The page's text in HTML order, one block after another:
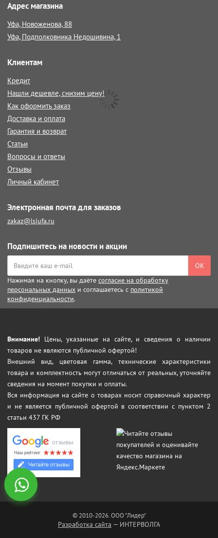
Адрес магазина
Уфа, Новоженова, 88
Уфа, Подполковника Недошивина, 1
Клиентам
Кредит
Нашли дешевле, снизим цену!
Как оформить заказ
Доставка и оплата
Гарантия и возврат
Статьи
Вопросы и ответы
Отзывы
Личный кабинет
Электронная почта для заказов
zakaz@lsiufa.ru
Подпишитесь на новости и акции
ОК
Нажимая на кнопку, вы даёте согласие на обработку
персональных данных и соглашаетесь с политикой
конфиденциальности.
Внимание! Цены, указанные на сайте, и сведения о наличии
товаров не являются публичной офертой!
Внешний вид, цветовая гамма, технические характеристики
товара и комплектность могут отличаться от реальных, уточняйте
сведения на момент покупки и оплаты.
Вся информация на сайте о товарах носит справочный характер
и не является публичной офертой в соответствии с пунктом 2
статьи 437 ГК РФ
© 2010-2026. ООО "Лидер"
Разработка сайта — ИНТЕРВОЛГА